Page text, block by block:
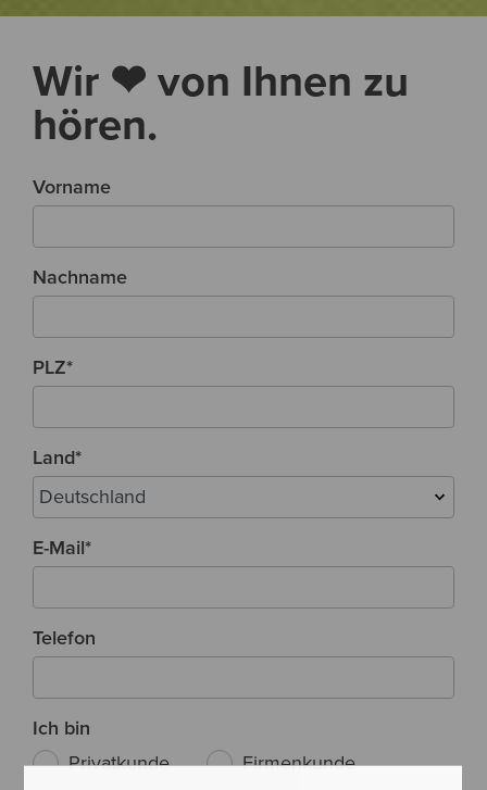
Wir ❤ von Ihnen zu
hören.
Vorname
Nachname
PLZ*
Land*
E-Mail*
Telefon
Ich bin
Privatkunde
Firmenkunde